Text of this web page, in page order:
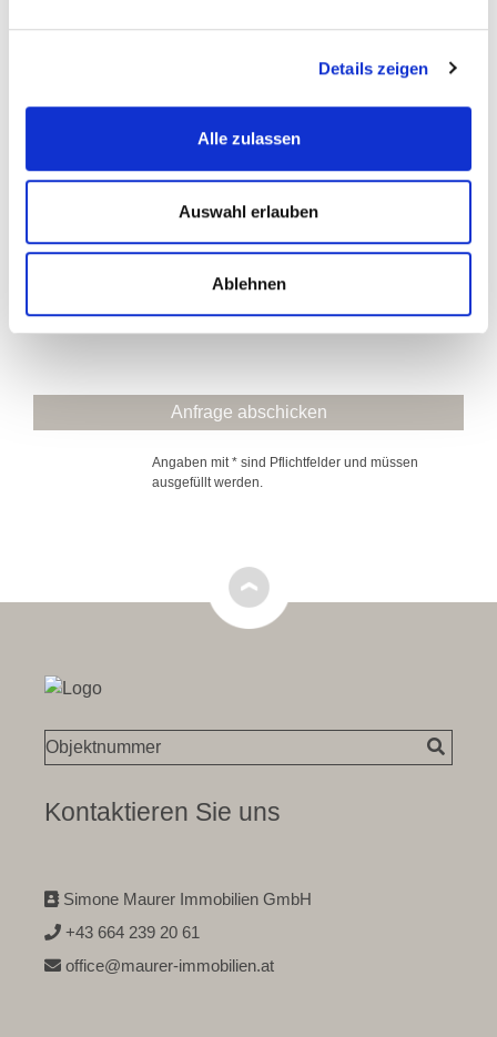
Details zeigen
Alle zulassen
Auswahl erlauben
Ablehnen
Angaben mit * sind Pflichtfelder und müssen
ausgefüllt werden.
Kontaktieren Sie uns
Simone Maurer Immobilien GmbH
+43 664 239 20 61
office@maurer-immobilien.at